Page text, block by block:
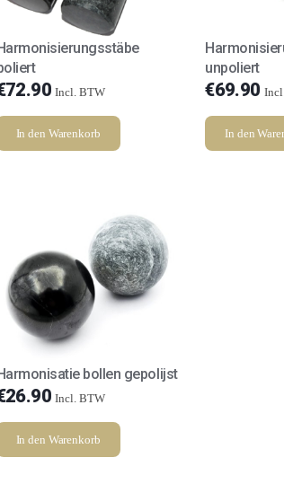
Harmonisierungsstäbe
72.90 Incl. BTW
In den Warenkorb
unpoliert
€69.90
In den
Harmonisatie bollen gepolijst
26.90 Incl. BTW
In den Warenkorb